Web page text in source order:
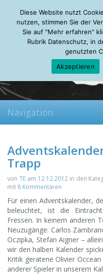
Thursday, 06.08.2026
Mein Account
About
Navigation
Trapp
von TEam 12.12.2012in den
mit 8 Kommentaren
Für einen Adventskalender,
beleuchtet, ist die
Fressen. In keinem anderen
Neuzugänge: Carlos
Oczipka, Stefan Aigner –
wir den halben Kalender
Kritik geratene Olivier
anderer Spieler in unserem
Diese Website nutzt
nutzen, stimmen Sie der
Sie auf "Mehr erfahren"
Rubrik Datenschutz, in
genutzten
Akzeptieren